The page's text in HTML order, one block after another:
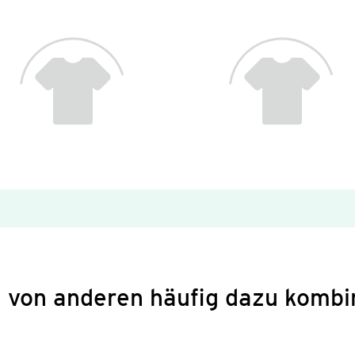
von anderen häufig dazu